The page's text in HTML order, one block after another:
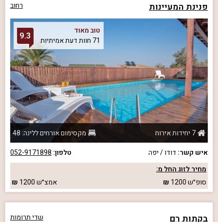
פנינת המעיינות רחוב
טוב מאוד
71 חוות דעת אמיתיות
9.3
7 יחידות אירוח
מקסימום אורחים ללינה: 48
איש קשר: דודו / יפה טלפון: 052-9171898
מחיר לזוג החל מ:
סופ״ש1200 אמצ״ש1200
בקתות רם שדי תרומות